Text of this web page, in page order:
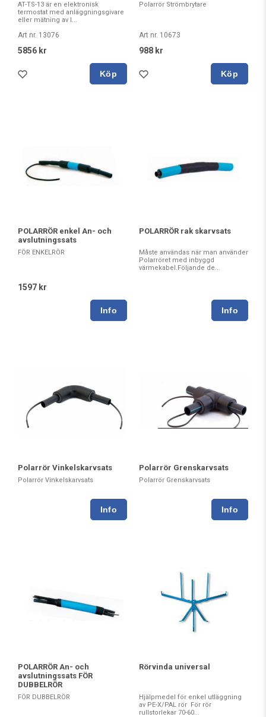
AT-TS-13 är en elektronisk
termostat med anläggningsgivare
eller mätning av l...
Art nr. 13076
5856 kr
Köp
Polarrör Strömbrytare
Art nr. 10673
988 kr
Köp
POLARRÖR enkel An- och
avslutningssats
FÖR ENKELRÖR
1597 kr
POLARRÖR rak skarvsats
Måste användas när man använder
Polarröret med inbyggd
värmekabel.Följande de...
Polarrör Vinkelskarvsats
Polarrör Vinkelskarvsats
Polarrör Grenskarvsats
Polarrör Grenskarvsats
POLARRÖR An- och
avslutningssats FÖR
DUBBELRÖR
FÖR DUBBELRÖR
Rörvinda universal
Hjälpmedel för enkel utläggning
av PE-X/PAL rör För rör
rullstorlekar 70-60...